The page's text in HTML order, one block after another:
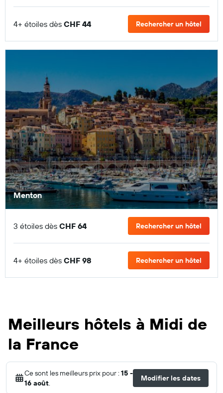
4+ étoiles dès CHF 44 Rechercher un hôtel
Menton
3 étoiles dès CHF 64 Rechercher un hôtel
4+ étoiles dès CHF 98 Rechercher un hôtel
Meilleurs hôtels à Midi de
la France
Ce sont les meilleurs prix pour : 15 -
16 août.
Modifier les dates